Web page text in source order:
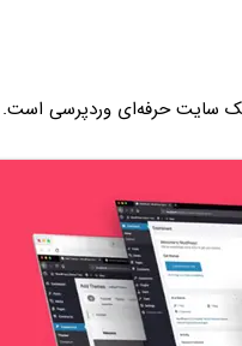
سایت حرفه‌ای وردپرسی است.